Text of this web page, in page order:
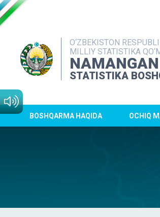
O‘ZBEKISTON
MILLIY STATISTIKA
STATISTIKA
BOSHQARMA HAQIDA OCHIQ